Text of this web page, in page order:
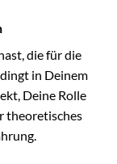
die für die
in Deinem
Deine Rolle
theoretisches